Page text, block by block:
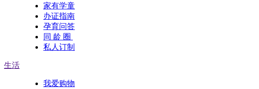
家有学童
办证指南
孕育问答
同 龄 圈
私人订制
生活
我爱购物